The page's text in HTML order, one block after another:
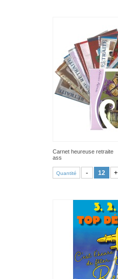
Carnet heureuse retraite
ass
Quantité - +